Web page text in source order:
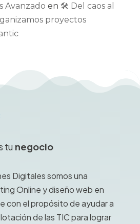
Avanzado en 🛠️ Del caos al
proyectos
tu negocio
Digitales somos una
Online y diseño web en
con el propósito de ayudar a
de las TIC para lograr